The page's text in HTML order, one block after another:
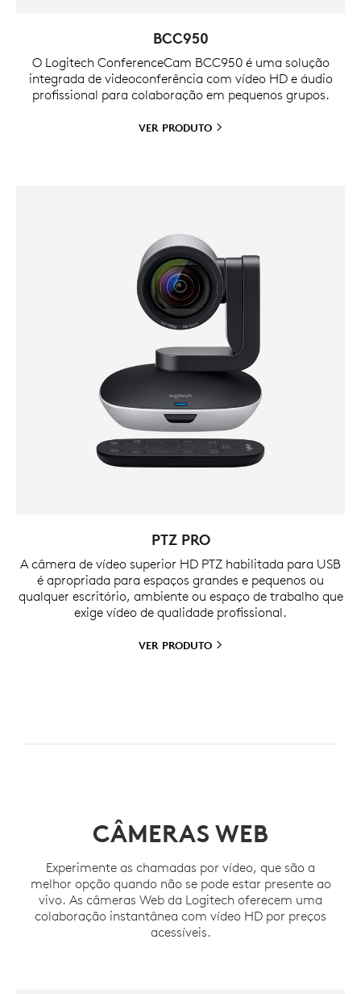
BCC950
O Logitech ConferenceCam BCC950 é uma solução
integrada de videoconferência com vídeo HD e áudio
profissional para colaboração em pequenos grupos.
VER PRODUTO
PTZ PRO
A câmera de vídeo superior HD PTZ habilitada para USB
é apropriada para espaços grandes e pequenos ou
qualquer escritório, ambiente ou espaço de trabalho que
exige vídeo de qualidade profissional.
VER PRODUTO
CÂMERAS WEB
Experimente as chamadas por vídeo, que são a
melhor opção quando não se pode estar presente ao
vivo. As câmeras Web da Logitech oferecem uma
colaboração instantânea com vídeo HD por preços
acessíveis.